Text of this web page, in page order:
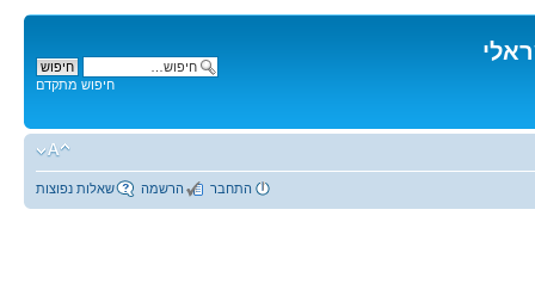
חיפוש מתקדם
שאלות נפוצות הרשמה התחבר